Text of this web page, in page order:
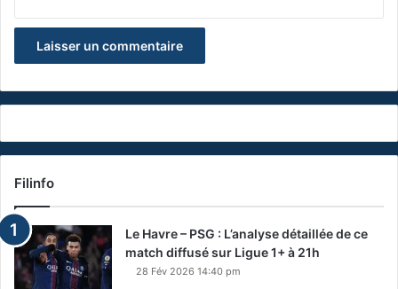
Filinfo
Le Havre – PSG : L’analyse détaillée de ce
match diffusé sur Ligue 1+ à 21h
28 Fév 2026 14:40 pm